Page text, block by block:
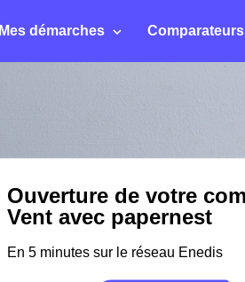
Mes démarches Comparateurs